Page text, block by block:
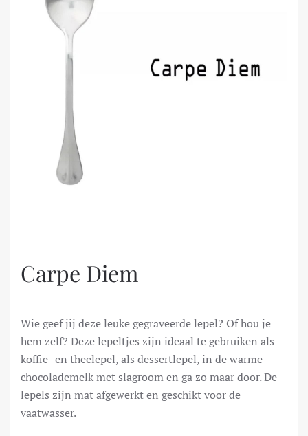
Carpe Diem
Wie geef jij deze leuke gegraveerde lepel? Of hou je
hem zelf? Deze lepeltjes zijn ideaal te gebruiken als
koffie- en theelepel, als dessertlepel, in de warme
chocolademelk met slagroom en ga zo maar door. De
lepels zijn mat afgewerkt en geschikt voor de
vaatwasser.